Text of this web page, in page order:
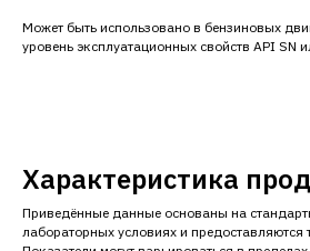
Может быть использовано в бензиновых
уровень эксплуатационных свойств API SN
Характеристика
Приведённые данные основаны на
лабораторных условиях и предоставляются